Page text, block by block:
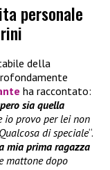
personale
della
ha raccontato:
sia quella
io provo per lei non
di speciale“.
mia prima ragazza
mattone dopo